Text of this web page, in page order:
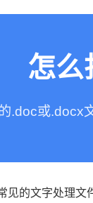
怎么
.doc或.docx
见的文字处理